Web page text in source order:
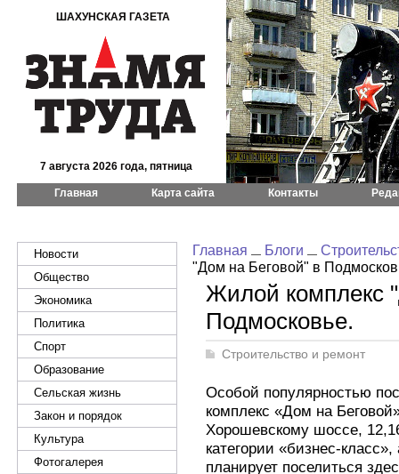
ШАХУНСКАЯ ГАЗЕТА
7 августа 2026 года, пятница
Главная Карта сайта Контакты
Новости
Общество
Экономика
Политика
Спорт
Образование
Сельская жизнь
Закон и порядок
Культура
Фотогалерея
Главная Блоги
"Дом на Беговой" в
Жилой комплекс
Подмосковье.
Строительство и ремонт
Особой популярностью
комплекс «Дом на
Хорошевскому шоссе,
категории «бизнес-
планирует поселиться